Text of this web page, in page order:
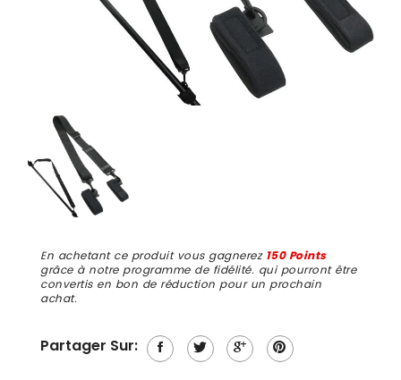
En achetant ce produit vous gagnerez 150 Points
grâce à notre programme de fidélité. qui pourront être
convertis en bon de réduction pour un prochain
achat.
Partager Sur: